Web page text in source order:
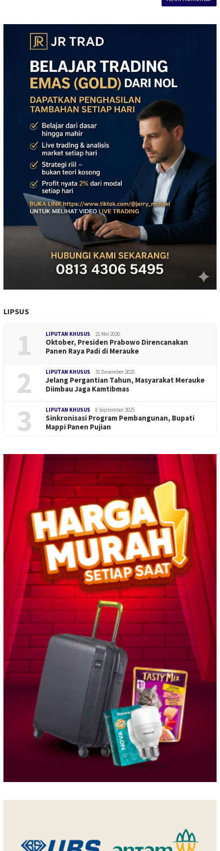
LIPSUS
1 LIPUTAN KHUSUS 21 Mei 2026
Oktober, Presiden Prabowo Direncanakan
Panen Raya Padi di Merauke
2 LIPUTAN KHUSUS 31 Desember 2025
Jelang Pergantian Tahun, Masyarakat Merauke
Diimbau Jaga Kamtibmas
3 LIPUTAN KHUSUS 8 September 2025
Sinkronisasi Program Pembangunan, Bupati
Mappi Panen Pujian